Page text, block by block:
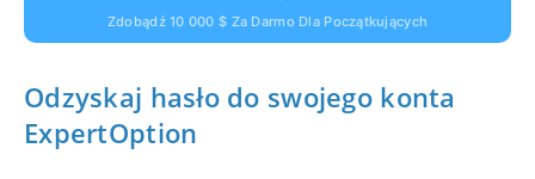
Zdobądź 10 000 $ Za Darmo Dla Początkujących
Odzyskaj hasło do swojego konta
ExpertOption